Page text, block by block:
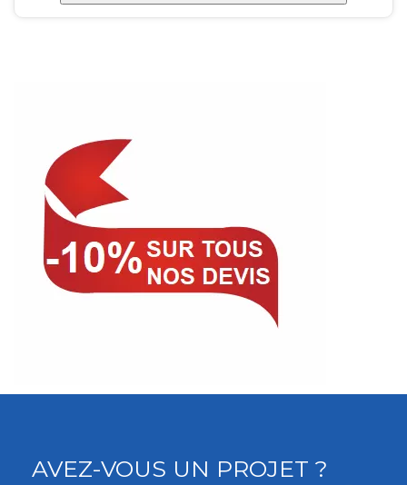
AVEZ-VOUS UN PROJET ?